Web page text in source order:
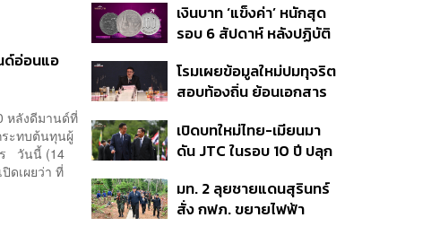
ด์อ่อนแอ
หลังดีมานด์ที่
ระทบต้นทุนผู้
ร วันนี้ (14
ดเผยว่า ที่
สร้างสรรค์ ตรงไปตรงมา
ย้ำต้องการให้เมียนมากลับ
เงินบาท ‘แข็งค่า’ หนักสุด
รอบ 6 สัปดาห์ หลังปฏิบัติ
สหรัฐฯ-ญี่ปุ่น Standard
Chartered เปิดเป้าสิ้นปีนี้
ต่อดอลลาร์
โรมเผยข้อมูลใหม่ปมทุจริต
สอบท้องถิ่น ย้อนเอกสาร
อนุทิน จ่อสอบต่อเอี่ยว
ตัดตอน ม.บูรพา หรือไม่
เปิดบทใหม่ไทย-เมียนมา
ดัน JTC ในรอบ 10 ปี ปลุก
ชายแดน ท่าเรือน้ำลึก
ทวาย
มท. 2 ลุยชายแดนสุรินทร์
สั่ง กฟภ. ขยายไฟฟ้า